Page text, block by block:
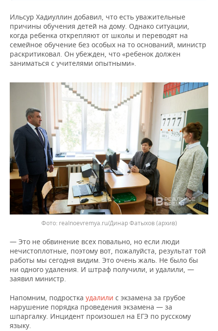
Ильсур Хадиуллин добавил, что есть уважительные
причины обучения детей на дому. Однако ситуации,
когда ребенка открепляют от школы и переводят на
семейное обучение без особых на то оснований, министр
раскритиковал. Он убежден, что «ребенок должен
заниматься с учителями опытными».
Фото: realnoevremya.ru/Динар Фатыхов (архив)
— Это не обвинение всех повально, но если люди
нечистоплотные, поэтому вот, пожалуйста, результат той
работы мы сегодня видим. Это очень жаль. Не было бы
ни одного удаления. И штраф получили, и удалили, —
заявил министр.
Напомним, подростка удалили с экзамена за грубое
нарушение порядка проведения экзамена — за
шпаргалку. Инцидент произошел на ЕГЭ по русскому
языку.